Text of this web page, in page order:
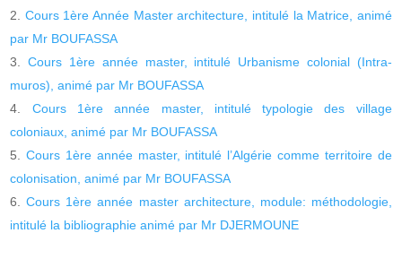
Cours 1ère Année Master architecture, intitulé la Matrice, animé
par Mr BOUFASSA
Cours 1ère année master, intitulé Urbanisme colonial (Intra-
muros), animé par Mr BOUFASSA
Cours 1ère année master, intitulé typologie des village
coloniaux, animé par Mr BOUFASSA
Cours 1ère année master, intitulé l’Algérie comme territoire de
colonisation, animé par Mr BOUFASSA
Cours 1ère année master architecture, module: méthodologie,
intitulé la bibliographie animé par Mr DJERMOUNE